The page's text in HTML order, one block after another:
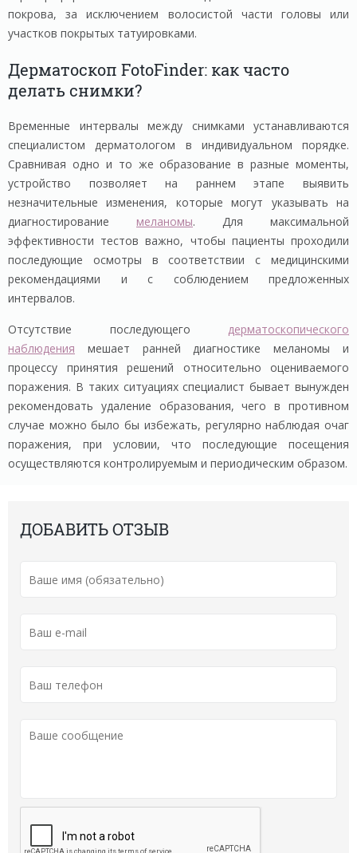
покрова, за исключением волосистой части головы или
участков покрытых татуировками.
Дерматоскоп FotoFinder: как часто
делать снимки?
Временные интервалы между снимками устанавливаются
специалистом дерматологом в индивидуальном порядке.
Сравнивая одно и то же образование в разные моменты,
устройство позволяет на раннем этапе выявить
незначительные изменения, которые могут указывать на
диагностирование меланомы. Для максимальной
эффективности тестов важно, чтобы пациенты проходили
последующие осмотры в соответствии с медицинскими
рекомендациями и с соблюдением предложенных
интервалов.
Отсутствие последующего дерматоскопического
наблюдения мешает ранней диагностике меланомы и
процессу принятия решений относительно оцениваемого
поражения. В таких ситуациях специалист бывает вынужден
рекомендовать удаление образования, чего в противном
случае можно было бы избежать, регулярно наблюдая очаг
поражения, при условии, что последующие посещения
осуществляются контролируемым и периодическим образом.
ДОБАВИТЬ ОТЗЫВ